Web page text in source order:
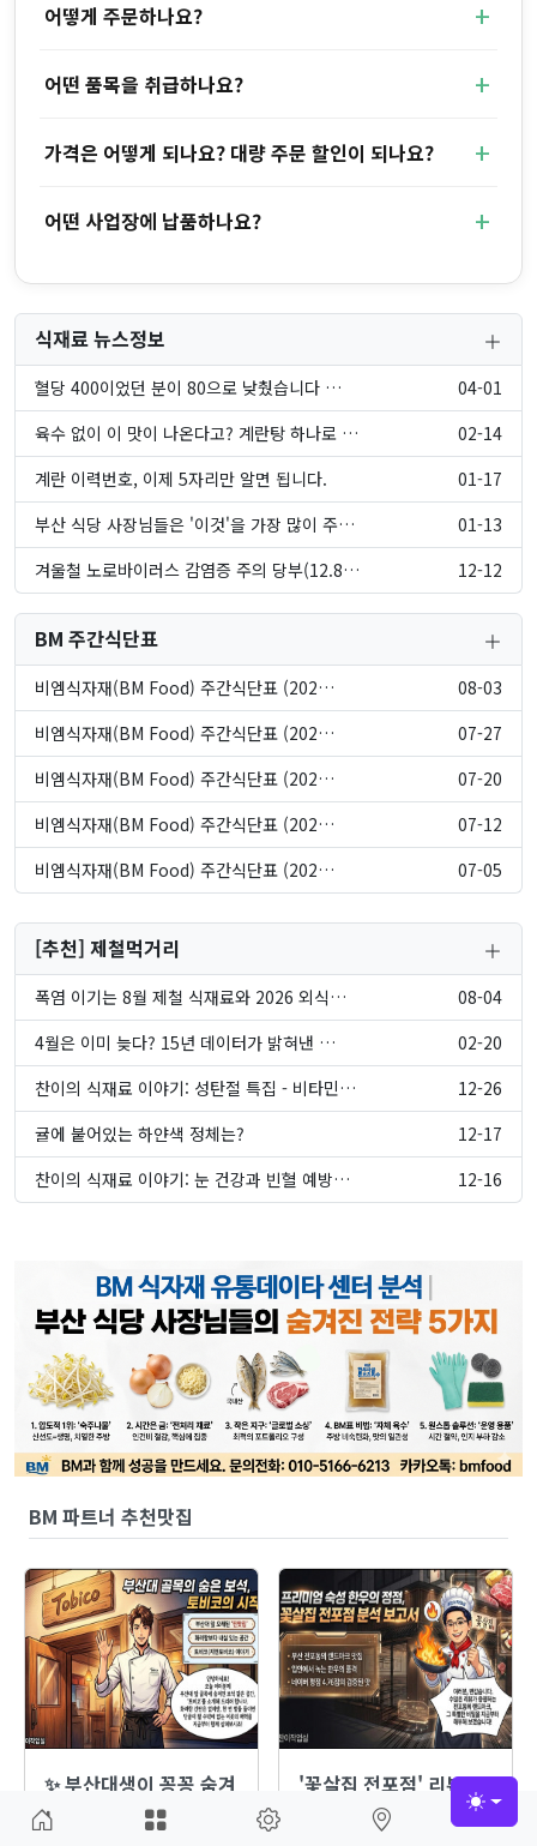
어떻게 주문하나요?
어떤 품목을 취급하나요?
가격은 어떻게 되나요? 대량 주문 할인이 되나요?
어떤 사업장에 납품하나요?
식재료 뉴스정보
혈당 400이었던 분이 80으로 낮췄습니다 …
04-01
육수 없이 이 맛이 나온다고? 계란탕 하나로 …
02-14
계란 이력번호, 이제 5자리만 알면 됩니다.
01-17
부산 식당 사장님들은 '이것'을 가장 많이 주…
01-13
겨울철 노로바이러스 감염증 주의 당부(12.8…
12-12
BM 주간식단표
비엠식자재(BM Food) 주간식단표 (202…
08-03
비엠식자재(BM Food) 주간식단표 (202…
07-27
비엠식자재(BM Food) 주간식단표 (202…
07-20
비엠식자재(BM Food) 주간식단표 (202…
07-12
비엠식자재(BM Food) 주간식단표 (202…
07-05
[추천] 제철먹거리
폭염 이기는 8월 제철 식재료와 2026 외식…
08-04
4월은 이미 늦다? 15년 데이터가 밝혀낸 …
02-20
찬이의 식재료 이야기: 성탄절 특집 - 비타민…
12-26
귤에 붙어있는 하얀색 정체는?
12-17
찬이의 식재료 이야기: 눈 건강과 빈혈 예방…
12-16
BM 파트너 추천맛집
✨ 부산대생이 꽁꽁 숨겨
둔 '찐' 보석 같…
'꽃살집 전포점' 리뷰
1,500개 넘은…